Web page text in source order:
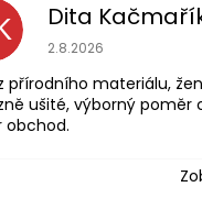
Dita
Hodnocení obchodu
2.8.2026
přírodního materiálu,
ušité, výborný poměr
obchod.